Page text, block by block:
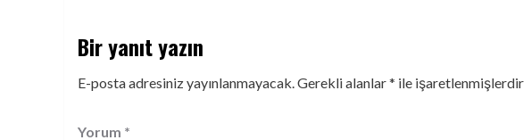
Bir yanıt yazın
E-posta adresiniz yayınlanmayacak.Gerekli alanlar* ile işaretlenmişlerdir
Yorum *